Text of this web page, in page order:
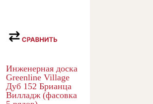
Инженерная доска
Greenline Village
Дуб 152 Брианца
Вилладж (фасовка